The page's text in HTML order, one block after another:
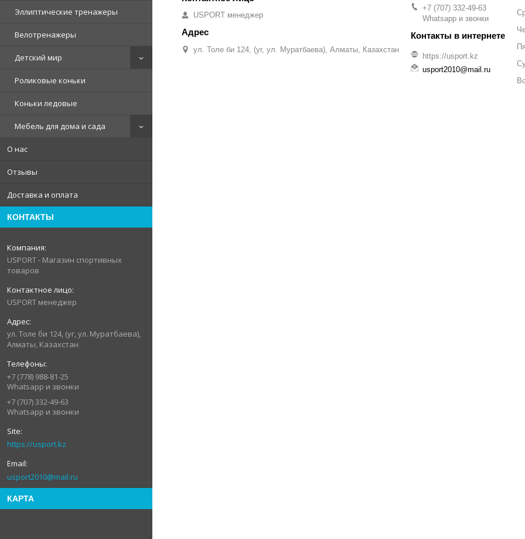
Эллиптические тренажеры
Велотренажеры
Детский мир
Роликовые коньки
Коньки ледовые
Мебель для дома и сада
О нас
Отзывы
Доставка и оплата
КОНТАКТЫ
USPORT - Магазин спортивных
товаров
USPORT менеджер
ул. Толе би 124, (уг, ул. Муратбаева),
Алматы, Казахстан
+7 (778) 988-81-25
Whatsapp и звонки
+7 (707) 332-49-63
Whatsapp и звонки
https://usport.kz
usport2010@mail.ru
КАРТА
USPORT менеджер
ул. Толе би 124, (уг, ул. Муратбаева), Алматы, Казахстан
+7 (707) 332-49-63
Whatsapp и звонки
https://usport.kz
usport2010@mail.ru